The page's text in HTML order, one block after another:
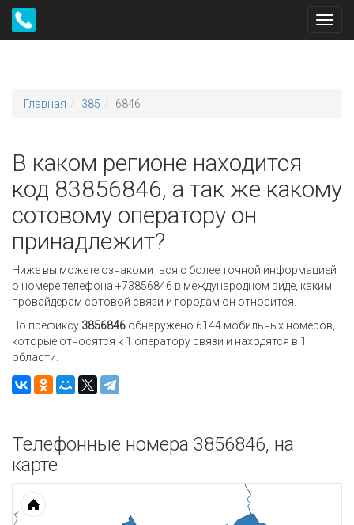
Главная 385 6846
В каком регионе находится
код 83856846, а так же какому
сотовому оператору он
принадлежит?
Ниже вы можете ознакомиться с более точной информацией
о номере телефона +73856846 в международном виде, каким
провайдерам сотовой связи и городам он относится.
По префиксу 3856846 обнаружено 6144 мобильных номеров,
которые относятся к 1 оператору связи и находятся в 1
области.
Телефонные номера 3856846, на
карте